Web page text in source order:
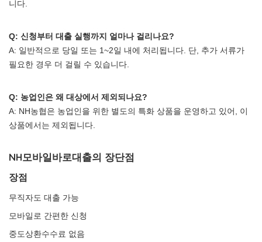
니다.
Q: 신청부터 대출 실행까지 얼마나 걸리나요?
A: 일반적으로 당일 또는 1~2일 내에 처리됩니다. 단, 추가 서류가
필요한 경우 더 걸릴 수 있습니다.
Q: 농업인은 왜 대상에서 제외되나요?
A: NH농협은 농업인을 위한 별도의 특화 상품을 운영하고 있어, 이
상품에서는 제외됩니다.
NH모바일바로대출의 장단점
장점
무직자도 대출 가능
모바일로 간편한 신청
중도상환수수료 없음